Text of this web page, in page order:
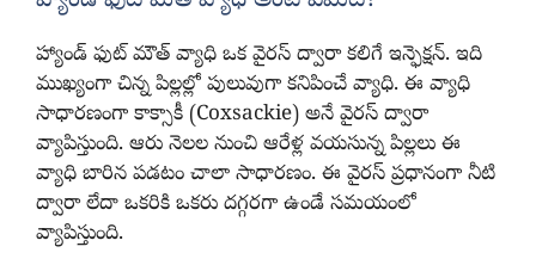
హ్యాండ్ ఫుట్ మౌత్ వ్యాధి ఒక వైరస్‌ ద్వారా కలిగే ఇన్ఫెక్షన్. ఇది
ముఖ్యంగా చిన్న పిల్లల్లో పులువుగా కనిపించే వ్యాధి. ఈ వ్యాధి
సాధారణంగా కాక్సాకీ (Coxsackie) అనే వైరస్ ద్వారా
వ్యాపిస్తుంది. ఆరు నెలల నుంచి ఆరేళ్ల వయసున్న పిల్లలు ఈ
వ్యాధి బారిన పడటం చాలా సాధారణం. ఈ వైరస్ ప్రధానంగా నీటి
ద్వారా లేదా ఒకరికి ఒకరు దగ్గరగా ఉండే సమయంలో
వ్యాపిస్తుంది.